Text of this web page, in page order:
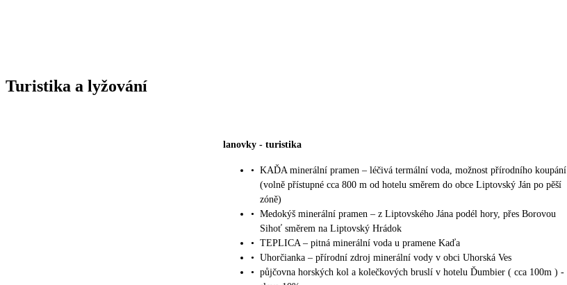
Turistika a lyžování
lanovky - turistika
• KAĎA minerální pramen – léčivá termální voda, možnost přírodního koupání
(volně přístupné cca 800 m od hotelu směrem do obce Liptovský Ján po pěší
zóně)
• Medokýš minerální pramen – z Liptovského Jána podél hory, přes Borovou
Sihoť směrem na Liptovský Hrádok
• TEPLICA – pitná minerální voda u pramene Kaďa
• Uhorčianka – přírodní zdroj minerální vody v obci Uhorská Ves
• půjčovna horských kol a kolečkových bruslí v hotelu Ďumbier ( cca 100m ) -